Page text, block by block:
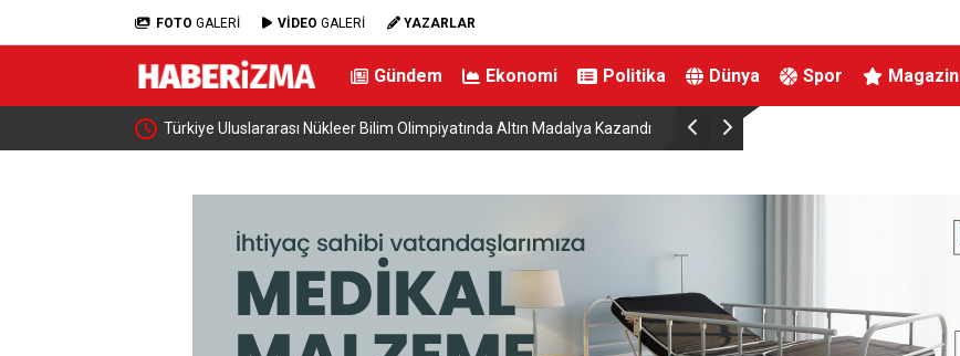
FOTO GALERİ VİDEO GALERİ YAZARLAR
Gündem Ekonomi Politika Dünya Spor Magazin
kazadan kıl payı Türkiye Uluslararası Nükleer Bilim Olimpiyatında Altın Madalya Kazandı Karacabey’de ormanlık alanda yangın paniği